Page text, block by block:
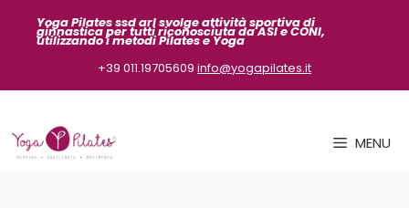
Yoga Pilates ssd arl svolge attività sportivadi
ginnastica per tutti riconosciuta da ASIe CONI,
utilizzando i metodi Pilates e Yoga
+39 011.19705609 info@yogapilates.it
MENU